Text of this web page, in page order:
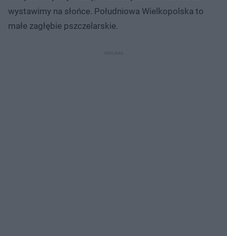
wystawimy na słońce. Południowa Wielkopolska to
małe zagłębie pszczelarskie.